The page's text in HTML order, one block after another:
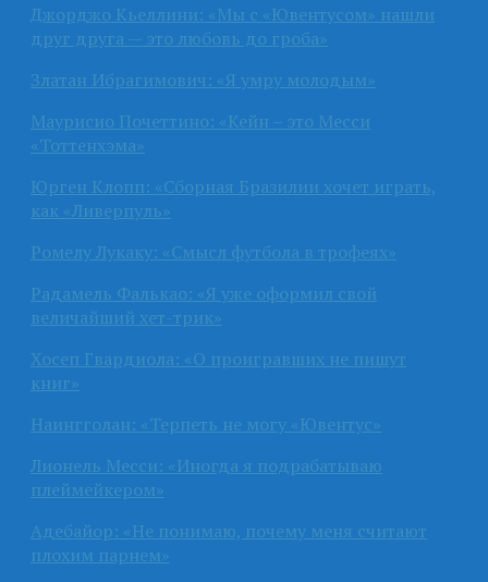
Джорджо Кьеллини: «Мы с «Ювентусом» нашли
друг друга — это любовь до гроба»
Златан Ибрагимович: «Я умру молодым»
Маурисио Почеттино: «Кейн – это Месси
«Тоттенхэма»
Юрген Клопп: «Сборная Бразилии хочет играть,
как «Ливерпуль»
Ромелу Лукаку: «Смысл футбола в трофеях»
Радамель Фалькао: «Я уже оформил свой
величайший хет-трик»
Хосеп Гвардиола: «О проигравших не пишут
книг»
Наингголан: «Терпеть не могу «Ювентус»
Лионель Месси: «Иногда я подрабатываю
плеймейкером»
Адебайор: «Не понимаю, почему меня считают
плохим парнем»